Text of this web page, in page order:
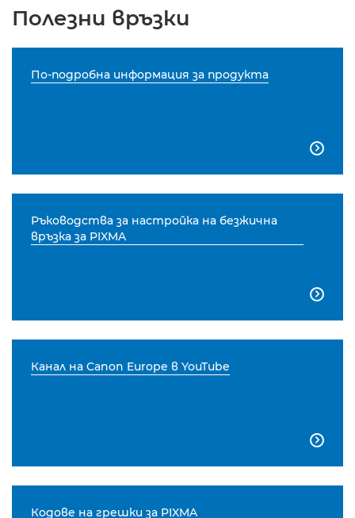
Полезни връзки
По-подробна информация за продукта

Ръководства за настройка на безжична
връзка за PIXMA

Канал на Canon Europe в YouTube

Кодове на грешки за PIXMA